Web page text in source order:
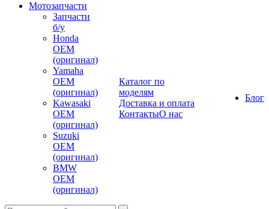
Мотозапчасти
Запчасти
б/у
Honda
OEM
(оригинал)
Yamaha
OEM
(оригинал)
Kawasaki
OEM
(оригинал)
Suzuki
OEM
(оригинал)
BMW
OEM
(оригинал)
Каталог по
моделям
Доставка и оплата
КонтактыО нас
Блог